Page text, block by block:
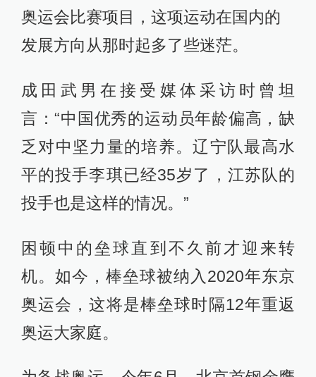
奥运会比赛项目，这项运动在国内的
发展方向从那时起多了些迷茫。
成田武男在接受媒体采访时曾坦
言：“中国优秀的运动员年龄偏高，缺
乏对中坚力量的培养。辽宁队最高水
平的投手李琪已经35岁了，江苏队的
投手也是这样的情况。”
困顿中的垒球直到不久前才迎来转
机。如今，棒垒球被纳入2020年东京
奥运会，这将是棒垒球时隔12年重返
奥运大家庭。